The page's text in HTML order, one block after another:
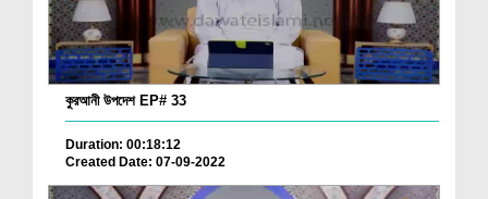
কুরআনী উপদেশ EP# 33
Duration: 00:18:12
Created Date: 07-09-2022